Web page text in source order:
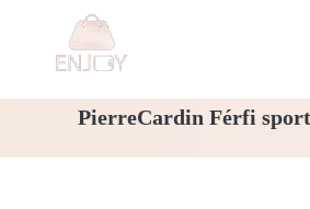
PierreCardin Férfi